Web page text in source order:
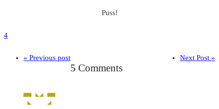
Puss!
4
« Previous post Next Post »
5 Comments